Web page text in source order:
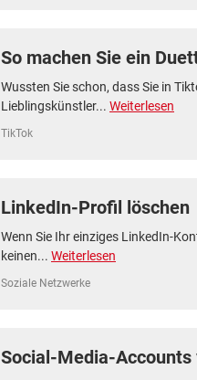
So machen Sie ein
Wussten Sie schon, dass Sie in
Lieblingskünstler... Weiterlesen
TikTok
LinkedIn-Profil löschen
Wenn Sie Ihr einziges LinkedIn-
keinen... Weiterlesen
Soziale Netzwerke
Social-Media-